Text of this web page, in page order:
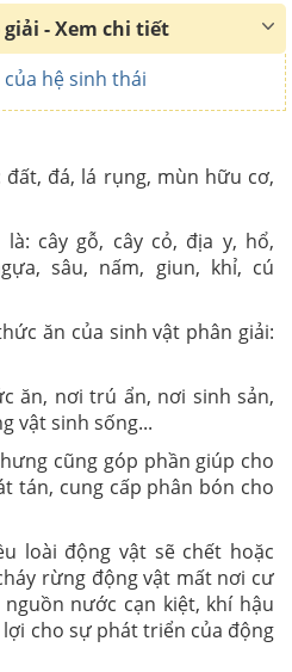
- Xem chi tiết
hệ sinh thái
đá, lá rụng, mùn hữu cơ,
cây gỗ, cây cỏ, địa y, hổ,
sâu, nấm, giun, khỉ, cú
ăn của sinh vật phân giải:
ăn, nơi trú ẩn, nơi sinh sản,
vật sinh sống...
cũng góp phần giúp cho
tán, cung cấp phân bón cho
loài động vật sẽ chết hoặc
rừng động vật mất nơi cư
nước cạn kiệt, khí hậu
cho sự phát triển của động